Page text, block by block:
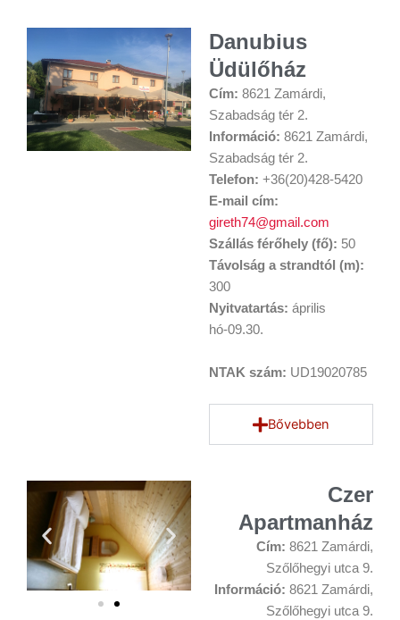
Danubius
Üdülőház
Cím: 8621 Zamárdi,
Szabadság tér 2.
Információ: 8621 Zamárdi,
Szabadság tér 2.
Telefon: +36(20)428-5420
E-mail cím:
gireth74@gmail.com
Szállás férőhely (fő): 50
Távolság a strandtól (m):
300
Nyitvatartás: április
hó-09.30.
NTAK szám: UD19020785
Bővebben
Czer
Apartmanház
Cím: 8621 Zamárdi,
Szőlőhegyi utca 9.
Információ: 8621 Zamárdi,
Szőlőhegyi utca 9.